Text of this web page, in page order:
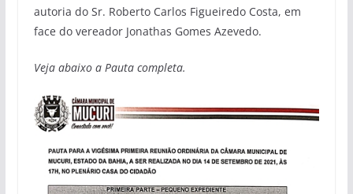
autoria do Sr. Roberto Carlos Figueiredo Costa, em
face do vereador Jonathas Gomes Azevedo.
Veja abaixo a Pauta completa.